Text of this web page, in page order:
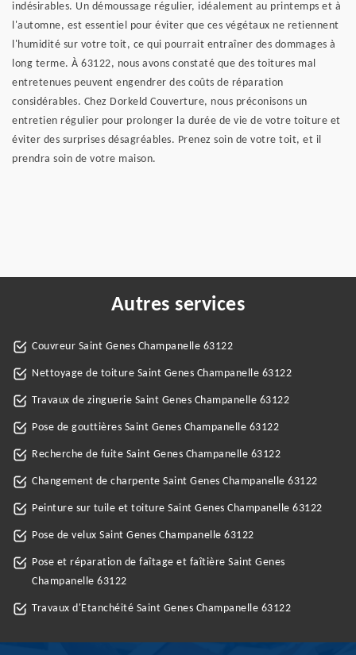
indésirables. Un démoussage régulier, idéalement au printemps et à
l'automne, est essentiel pour éviter que ces végétaux ne retiennent
l'humidité sur votre toit, ce qui pourrait entraîner des dommages à
long terme. À 63122, nous avons constaté que des toitures mal
entretenues peuvent engendrer des coûts de réparation
considérables. Chez Dorkeld Couverture, nous préconisons un
entretien régulier pour prolonger la durée de vie de votre toiture et
éviter des surprises désagréables. Prenez soin de votre toit, et il
prendra soin de votre maison.
Autres services
Couvreur Saint Genes Champanelle 63122
Nettoyage de toiture Saint Genes Champanelle 63122
Travaux de zinguerie Saint Genes Champanelle 63122
Pose de gouttières Saint Genes Champanelle 63122
Recherche de fuite Saint Genes Champanelle 63122
Changement de charpente Saint Genes Champanelle 63122
Peinture sur tuile et toiture Saint Genes Champanelle 63122
Pose de velux Saint Genes Champanelle 63122
Pose et réparation de faîtage et faîtière Saint Genes
Champanelle 63122
Travaux d'Etanchéité Saint Genes Champanelle 63122